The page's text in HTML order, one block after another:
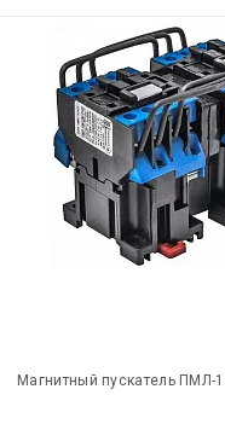
Магнитный пускатель